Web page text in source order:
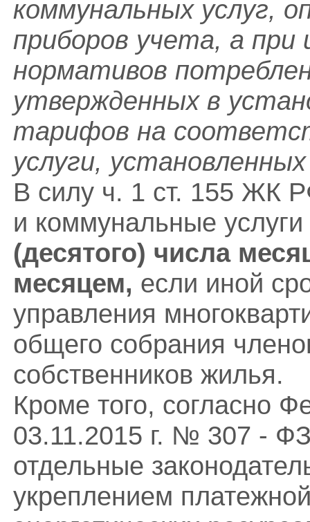
коммунальных услуг,
приборов учета, а
нормативов
утвержденных в
тарифов на
услуги,
В силу ч. 1 ст. 155 ЖК
и коммунальные
(десятого) числа
месяцем, если иной
управления
общего собрания
собственников жилья.
Кроме того, согласно
03.11.2015 г. № 307 -
отдельные
укреплением